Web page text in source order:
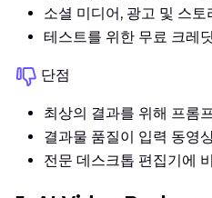
소셜 미디어, 광고 및 스
테스트를 위한 무료 크레
단점
최상의 결과를 위해 프롬
결과물 품질이 입력 동영
전문 데스크톱 편집기에